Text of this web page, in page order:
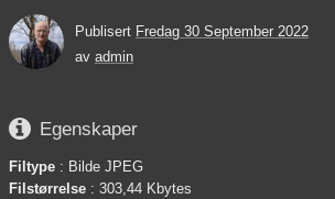
Publisert Fredag 30 September 2022
av admin
 Egenskaper
Filtype : Bilde JPEG
Filstørrelse : 303,44 Kbytes